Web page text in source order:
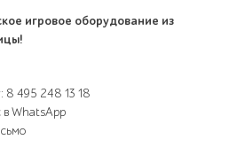
игровое оборудование из
8 495 248 13 18
в WhatsApp